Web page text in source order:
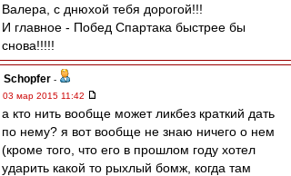
Валера, с днюхой тебя дорогой!!!
И главное - Побед Спартака быстрее бы
снова!!!!!
Schopfer -
03 мар 2015 11:42
а кто нить вообще может ликбез краткий дать
по нему? я вот вообще не знаю ничего о нем
(кроме того, что его в прошлом году хотел
ударить какой то рыхлый бомж, когда там